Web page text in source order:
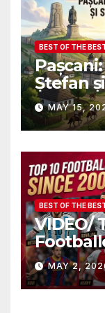
BEST OF THE
Ștefan
MAY 15,
BEST OF THE
VIDEO/
IsMAY 2,